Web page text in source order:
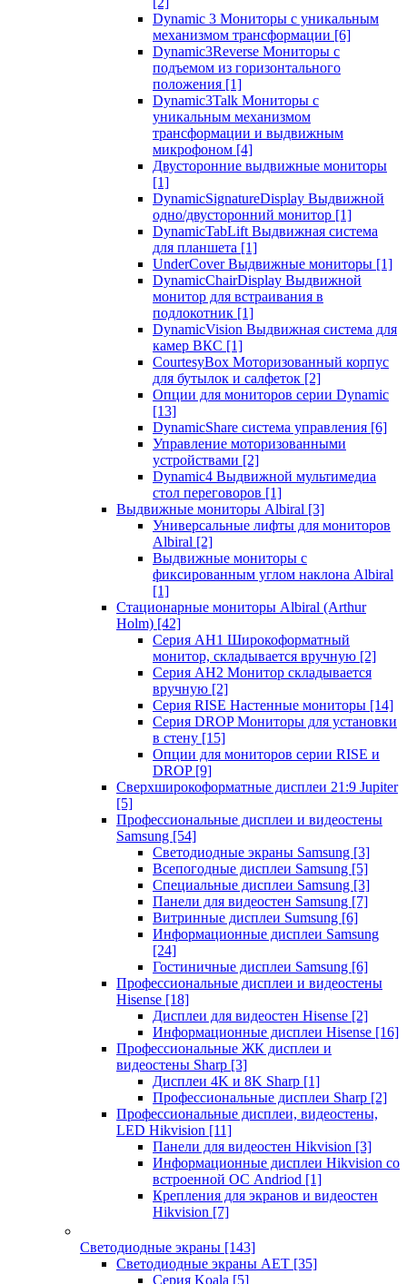
Dynamic 3 Мониторы с уникальным
механизмом трансформации [6]
Dynamic3Reverse Мониторы с
подъемом из горизонтального
положения [1]
Dynamic3Talk Мониторы с
уникальным механизмом
трансформации и выдвижным
микрофоном [4]
Двусторонние выдвижные мониторы
[1]
DynamicSignatureDisplay Выдвижной
одно/двусторонний монитор [1]
DynamicTabLift Выдвижная система
для планшета [1]
UnderCover Выдвижные мониторы [1]
DynamicChairDisplay Выдвижной
монитор для встраивания в
подлокотник [1]
DynamicVision Выдвижная система для
камер ВКС [1]
CourtesyBox Моторизованный корпус
для бутылок и салфеток [2]
Опции для мониторов серии Dynamic
[13]
DynamicShare система управления [6]
Управление моторизованными
устройствами [2]
Dynamic4 Выдвижной мультимедиа
стол переговоров [1]
Выдвижные мониторы Albiral [3]
Универсальные лифты для мониторов
Albiral [2]
Выдвижные мониторы с
фиксированным углом наклона Albiral
[1]
Стационарные мониторы Albiral (Arthur
Holm) [42]
Серия AH1 Широкоформатный
монитор, складывается вручную [2]
Серия AH2 Монитор складывается
вручную [2]
Серия RISE Настенные мониторы [14]
Серия DROP Мониторы для установки
в стену [15]
Опции для мониторов серии RISE и
DROP [9]
Сверхширокоформатные дисплеи 21:9 Jupiter
[5]
Профессиональные дисплеи и видеостены
Samsung [54]
Светодиодные экраны Samsung [3]
Всепогодные дисплеи Samsung [5]
Специальные дисплеи Samsung [3]
Панели для видеостен Samsung [7]
Витринные дисплеи Sumsung [6]
Информационные дисплеи Samsung
[24]
Гостиничные дисплеи Samsung [6]
Профессиональные дисплеи и видеостены
Hisense [18]
Дисплеи для видеостен Hisense [2]
Информационные дисплеи Hisense [16]
Профессиональные ЖК дисплеи и
видеостены Sharp [3]
Дисплеи 4K и 8K Sharp [1]
Профессиональные дисплеи Sharp [2]
Профессиональные дисплеи, видеостены,
LED Hikvision [11]
Панели для видеостен Hikvision [3]
Информационные дисплеи Hikvision со
встроенной ОС Andriod [1]
Крепления для экранов и видеостен
Hikvision [7]
Светодиодные экраны [143]
Светодиодные экраны AET [35]
Cерия Koala [5]